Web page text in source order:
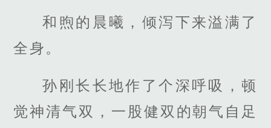
和煦的晨曦，倾泻下来溢满了
全身。
孙刚长长地作了个深呼吸，顿
觉神清气双，一股健双的朝气自足